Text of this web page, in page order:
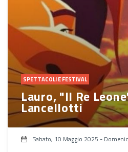
SPETTACOLI E FESTIVAL
Lauro, "Il Re
Lancellotti
Sabato, 10 Maggio 2025 -